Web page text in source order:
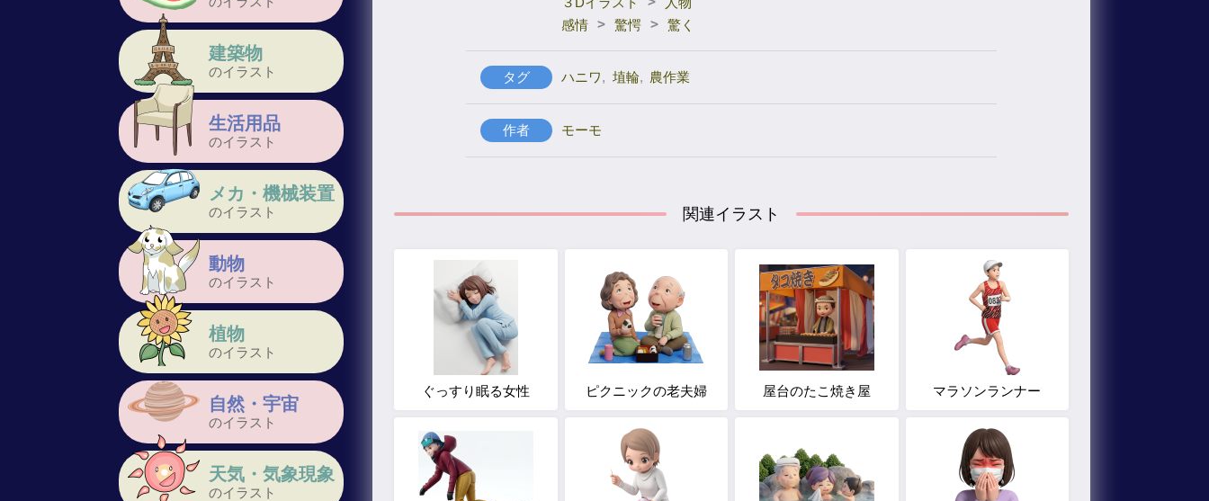
建築物
のイラスト
生活用品
のイラスト
メカ・機械装置
のイラスト
動物
のイラスト
植物
のイラスト
自然・宇宙
のイラスト
天気・気象現象
のイラスト
感情 > 驚愕 > 驚く
タグ ハニワ, 埴輪, 農作業
作者 モーモ
関連イラスト
ぐっすり眠る女性 ピクニックの老夫婦 屋台のたこ焼き屋 マラソンランナー